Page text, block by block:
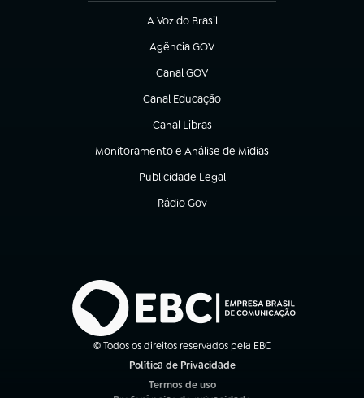
A Voz do Brasil
(abre em nova aba)
Agência GOV
(abre em nova aba)
Canal GOV
(abre em nova aba)
Canal Educação
(abre em nova aba)
Canal Libras
(abre em nova aba)
Monitoramento e Análise de Mídias
(abre em nova aba)
Publicidade Legal
(abre em nova aba)
Rádio Gov
(abre em nova aba)
© Todos os direitos reservados pela EBC
Política de Privacidade
Termos de uso
(abre em nova aba)